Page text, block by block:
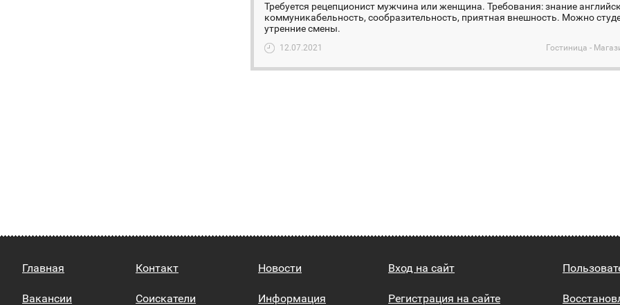
Требуется рецепционист мужчина или женщина. Требования: знание
коммуникабельность, сообразительность, приятная внешность. Можно
утренние смены.
12.07.2021 Гостиница -
Главная
Вакансии
Контакт
Соискатели
Новости
Информация
Вход на сайт
Регистрация на сайте